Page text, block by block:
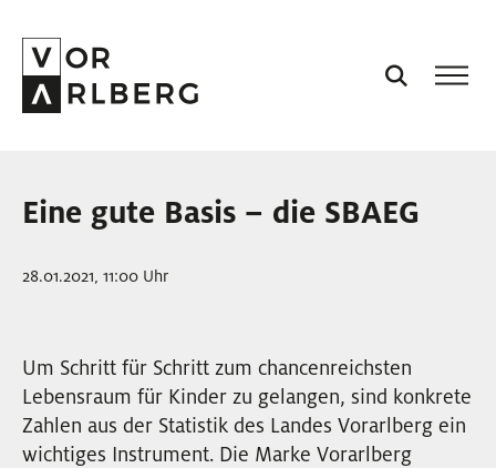
VORARLBERG
PODCASTS
VISION
Eine gute Basis – die SBAEG
28.01.2021, 11:00 Uhr
Um Schritt für Schritt zum chancenreichsten
Lebensraum für Kinder zu gelangen, sind konkrete
Zahlen aus der Statistik des Landes Vorarlberg ein
wichtiges Instrument. Die Marke Vorarlberg